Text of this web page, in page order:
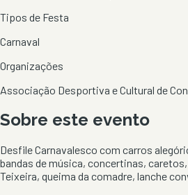
Tipos de Festa
Carnaval
Organizações
Associação Desportiva e Cultural de
Sobre este evento
Desfile Carnavalesco com carros
bandas de música, concertinas,
Teixeira, queima da comadre, lanche